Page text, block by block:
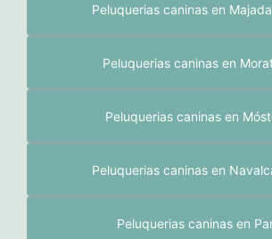
Peluquerias caninas en
Peluquerias caninas en
Peluquerias caninas en
Peluquerias caninas en
Peluquerias caninas en